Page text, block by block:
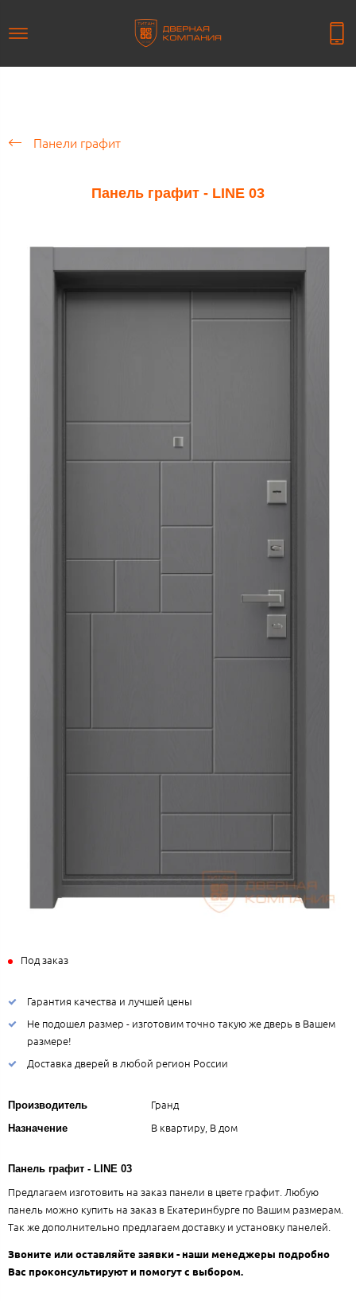
Панели графит
Панель графит - LINE 03
Под заказ
Гарантия качества и лучшей цены
Не подошел размер - изготовим точно такую же дверь в Вашем
размере!
Доставка дверей в любой регион России
Производитель Гранд
Назначение В квартиру, В дом
Панель графит - LINE 03
Предлагаем изготовить на заказ панели в цвете графит. Любую
панель можно купить на заказ в Екатеринбурге по Вашим размерам.
Так же дополнительно предлагаем доставку и установку панелей.
Звоните или оставляйте заявки - наши менеджеры подробно
Вас проконсультируют и помогут с выбором.